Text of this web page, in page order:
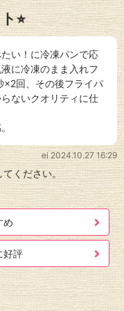
⭐︎
い！に冷凍パンで応
に冷凍のまま入れフ
×2回、その後フライパ
ないクオリティに仕
ei2024.10.27 16:29
てください。
め
好評